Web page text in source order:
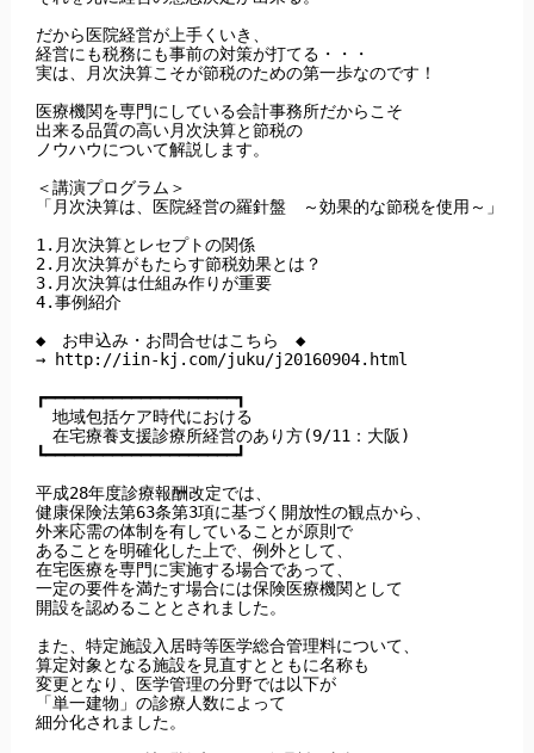
だから医院経営が上手くいき、
経営にも税務にも事前の対策が打てる・・・
実は、月次決算こそが節税のための第一歩なのです！
医療機関を専門にしている会計事務所だからこそ
出来る品質の高い月次決算と節税の
ノウハウについて解説します。
＜講演プログラム＞
「月次決算は、医院経営の羅針盤　～効果的な節税を使用～」
1.月次決算とレセプトの関係
2.月次決算がもたらす節税効果とは？
3.月次決算は仕組み作りが重要
4.事例紹介
◆　お申込み・お問合せはこちら　◆
→ http://iin-kj.com/juku/j20160904.html
┏━━━━━━━━━━━━━━━━━━━━┓
地域包括ケア時代における
在宅療養支援診療所経営のあり方(9/11：大阪)
┗━━━━━━━━━━━━━━━━━━━━┛
平成28年度診療報酬改定では、
健康保険法第63条第3項に基づく開放性の観点から、
外来応需の体制を有していることが原則で
あることを明確化した上で、例外として、
在宅医療を専門に実施する場合であって、
一定の要件を満たす場合には保険医療機関として
開設を認めることとされました。
また、特定施設入居時等医学総合管理料について、
算定対象となる施設を見直すとともに名称も
変更となり、医学管理の分野では以下が
「単一建物」の診療人数によって
細分化されました。